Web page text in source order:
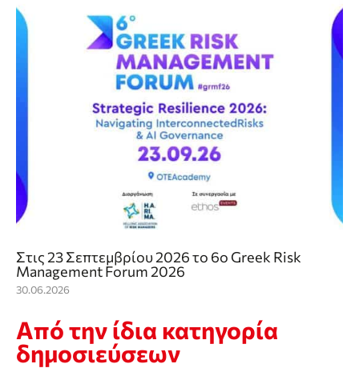
Στις 23 Σεπτεμβρίου 2026 το 6o Greek Risk
Management Forum 2026
30.06.2026
Από την ίδια κατηγορία
δημοσιεύσεων